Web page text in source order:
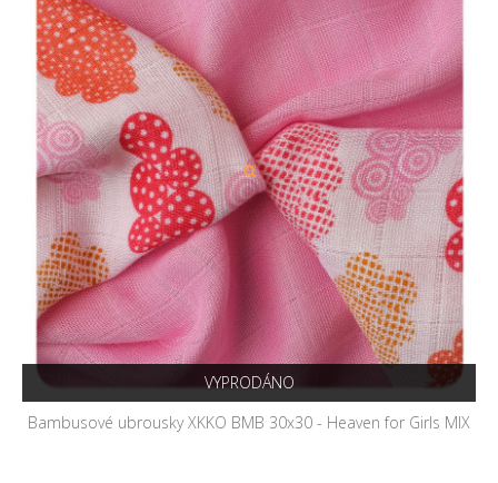
VYPRODÁNO
Bambusové ubrousky XKKO BMB 30x30 - Heaven for Girls MIX